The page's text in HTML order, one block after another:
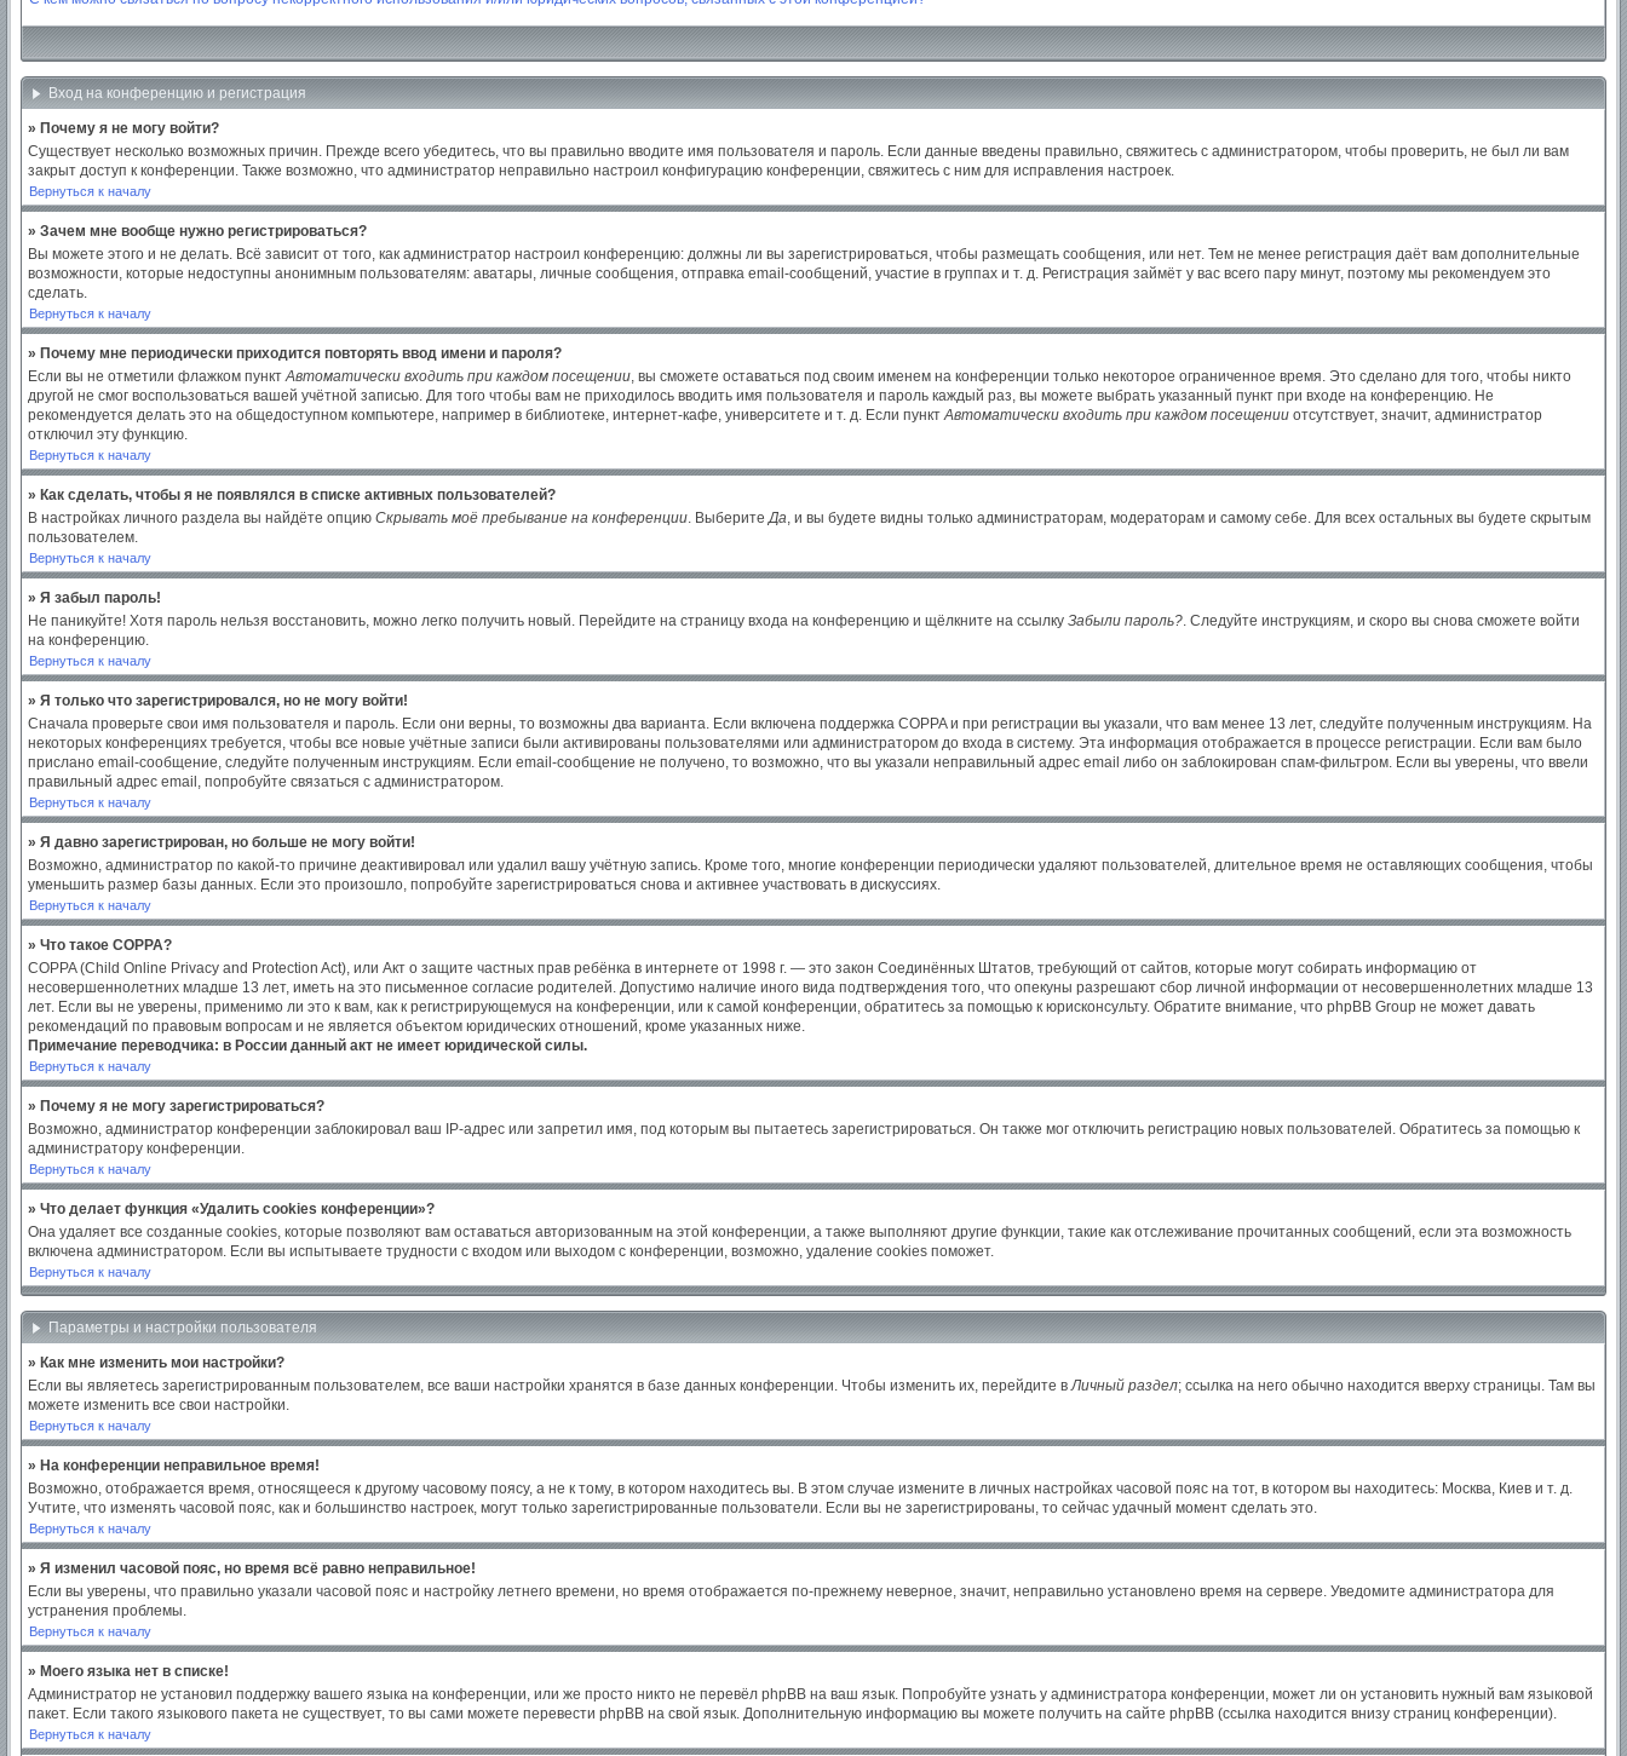
Вход на конференцию и регистрация
» Почему я не могу войти?
Существует несколько возможных причин. Прежде всего убедитесь, что вы правильно вводите имя пользователя и пароль. Если данные введены правильно, свяжитесь с администратором, чтобы проверить, не был ли вам
закрыт доступ к конференции. Также возможно, что администратор неправильно настроил конфигурацию конференции, свяжитесь с ним для исправления настроек.
Вернуться к началу
» Зачем мне вообще нужно регистрироваться?
Вы можете этого и не делать. Всё зависит от того, как администратор настроил конференцию: должны ли вы зарегистрироваться, чтобы размещать сообщения, или нет. Тем не менее регистрация даёт вам дополнительные
возможности, которые недоступны анонимным пользователям: аватары, личные сообщения, отправка email-сообщений, участие в группах и т. д. Регистрация займёт у вас всего пару минут, поэтому мы рекомендуем это
сделать.
Вернуться к началу
» Почему мне периодически приходится повторять ввод имени и пароля?
Если вы не отметили флажком пунктАвтоматически входить при каждом посещении, вы сможете оставаться под своим именем на конференции только некоторое ограниченное время. Это сделано для того, чтобы никто
другой не смог воспользоваться вашей учётной записью. Для того чтобы вам не приходилось вводить имя пользователя и пароль каждый раз, вы можете выбрать указанный пункт при входе на конференцию. Не
рекомендуется делать это на общедоступном компьютере, например в библиотеке, интернет-кафе, университете и т. д. Если пунктАвтоматически входить при каждом посещении отсутствует, значит, администратор
отключил эту функцию.
Вернуться к началу
» Как сделать, чтобы я не появлялся в списке активных пользователей?
В настройках личного раздела вы найдёте опцию Скрывать моё пребывание на конференции. ВыберитеДа, и вы будете видны только администраторам, модераторам и самому себе. Для всех остальных вы будете скрытым
пользователем.
Вернуться к началу
» Я забыл пароль!
Не паникуйте! Хотя пароль нельзя восстановить, можно легко получить новый. Перейдите на страницу входа на конференцию и щёлкните на ссылку Забыли пароль?. Следуйте инструкциям, и скоро вы снова сможете войти
на конференцию.
Вернуться к началу
» Я только что зарегистрировался, но не могу войти!
Сначала проверьте свои имя пользователя и пароль. Если они верны, то возможны два варианта. Если включена поддержка COPPA и при регистрации вы указали, что вам менее 13 лет, следуйте полученным инструкциям. На
некоторых конференциях требуется, чтобы все новые учётные записи были активированы пользователями или администратором до входа в систему. Эта информация отображается в процессе регистрации. Если вам было
прислано email-сообщение, следуйте полученным инструкциям. Если email-сообщение не получено, то возможно, что вы указали неправильный адрес email либо он заблокирован спам-фильтром. Если вы уверены, что ввели
правильный адрес email, попробуйте связаться с администратором.
Вернуться к началу
» Я давно зарегистрирован, но больше не могу войти!
Возможно, администратор по какой-то причине деактивировал или удалил вашу учётную запись. Кроме того, многие конференции периодически удаляют пользователей, длительное время не оставляющих сообщения, чтобы
уменьшить размер базы данных. Если это произошло, попробуйте зарегистрироваться снова и активнее участвовать в дискуссиях.
Вернуться к началу
» Что такое COPPA?
COPPA (Child Online Privacy and Protection Act), или Акт о защите частных прав ребёнка в интернете от 1998 г. — это закон Соединённых Штатов, требующий от сайтов, которые могут собирать информацию от
несовершеннолетних младше 13 лет, иметь на это письменное согласие родителей. Допустимо наличие иного вида подтверждения того, что опекуны разрешают сбор личной информации от несовершеннолетних младше 13
лет. Если вы не уверены, применимо ли это к вам, как к регистрирующемуся на конференции, или к самой конференции, обратитесь за помощью к юрисконсульту. Обратите внимание, что phpBB Group не может давать
рекомендаций по правовым вопросам и не является объектом юридических отношений, кроме указанных ниже.
Примечание переводчика: в России данный акт не имеет юридической силы.
Вернуться к началу
» Почему я не могу зарегистрироваться?
Возможно, администратор конференции заблокировал ваш IP-адрес или запретил имя, под которым вы пытаетесь зарегистрироваться. Он также мог отключить регистрацию новых пользователей. Обратитесь за помощью к
администратору конференции.
Вернуться к началу
» Что делает функция «Удалить cookies конференции»?
Она удаляет все созданные cookies, которые позволяют вам оставаться авторизованным на этой конференции, а также выполняют другие функции, такие как отслеживание прочитанных сообщений, если эта возможность
включена администратором. Если вы испытываете трудности с входом или выходом с конференции, возможно, удаление cookies поможет.
Вернуться к началу
Параметры и настройки пользователя
» Как мне изменить мои настройки?
Если вы являетесь зарегистрированным пользователем, все ваши настройки хранятся в базе данных конференции. Чтобы изменить их, перейдите вЛичный раздел; ссылка на него обычно находится вверху страницы. Там вы
можете изменить все свои настройки.
Вернуться к началу
» На конференции неправильное время!
Возможно, отображается время, относящееся к другому часовому поясу, а не к тому, в котором находитесь вы. В этом случае измените в личных настройках часовой пояс на тот, в котором вы находитесь: Москва, Киев и т. д.
Учтите, что изменять часовой пояс, как и большинство настроек, могут только зарегистрированные пользователи. Если вы не зарегистрированы, то сейчас удачный момент сделать это.
Вернуться к началу
» Я изменил часовой пояс, но время всё равно неправильное!
Если вы уверены, что правильно указали часовой пояс и настройку летнего времени, но время отображается по-прежнему неверное, значит, неправильно установлено время на сервере. Уведомите администратора для
устранения проблемы.
Вернуться к началу
» Моего языка нет в списке!
Администратор не установил поддержку вашего языка на конференции, или же просто никто не перевёл phpBB на ваш язык. Попробуйте узнать у администратора конференции, может ли он установить нужный вам языковой
пакет. Если такого языкового пакета не существует, то вы сами можете перевести phpBB на свой язык. Дополнительную информацию вы можете получить на сайте phpBB (ссылка находится внизу страниц конференции).
Вернуться к началу